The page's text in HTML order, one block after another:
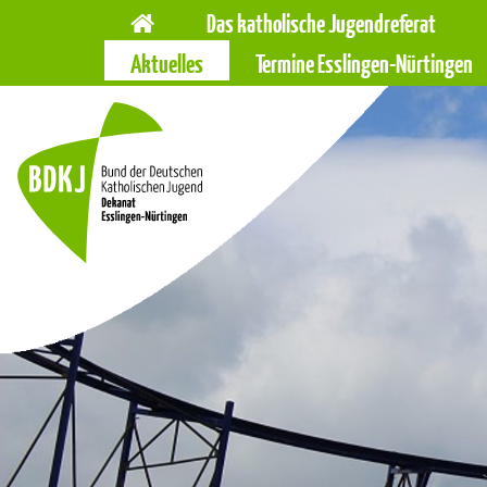
Navigation
überspringen
Das katholische Jugendreferat
Aktuelles
Termine Esslingen-Nürtingen